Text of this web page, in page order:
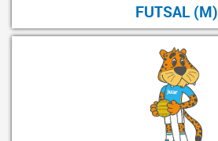
FUTSAL (M)